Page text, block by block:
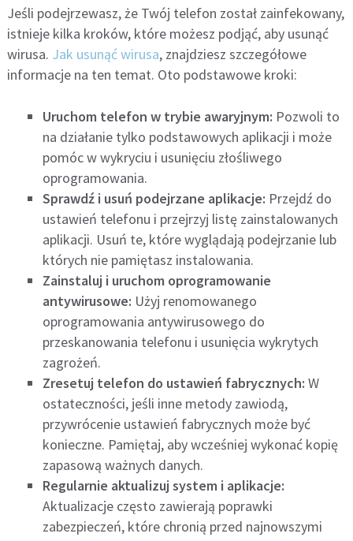
Jeśli podejrzewasz, że Twój telefon został zainfekowany,
istnieje kilka kroków, które możesz podjąć, aby usunąć
wirusa. Jak usunąć wirusa, znajdziesz szczegółowe
informacje na ten temat. Oto podstawowe kroki:
Uruchom telefon w trybie awaryjnym: Pozwoli to
na działanie tylko podstawowych aplikacji i może
pomóc w wykryciu i usunięciu złośliwego
oprogramowania.
Sprawdź i usuń podejrzane aplikacje: Przejdź do
ustawień telefonu i przejrzyj listę zainstalowanych
aplikacji. Usuń te, które wyglądają podejrzanie lub
których nie pamiętasz instalowania.
Zainstaluj i uruchom oprogramowanie
antywirusowe: Użyj renomowanego
oprogramowania antywirusowego do
przeskanowania telefonu i usunięcia wykrytych
zagrożeń.
Zresetuj telefon do ustawień fabrycznych: W
ostateczności, jeśli inne metody zawiodą,
przywrócenie ustawień fabrycznych może być
konieczne. Pamiętaj, aby wcześniej wykonać kopię
zapasową ważnych danych.
Regularnie aktualizuj system i aplikacje:
Aktualizacje często zawierają poprawki
zabezpieczeń, które chronią przed najnowszymi